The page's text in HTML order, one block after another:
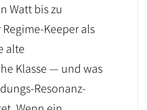
Watt bis zu
Keeper als
alte
Klasse — und was
Resonanz-